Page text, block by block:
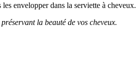
envelopper dans la serviette à cheveux.
la beauté de vos cheveux.